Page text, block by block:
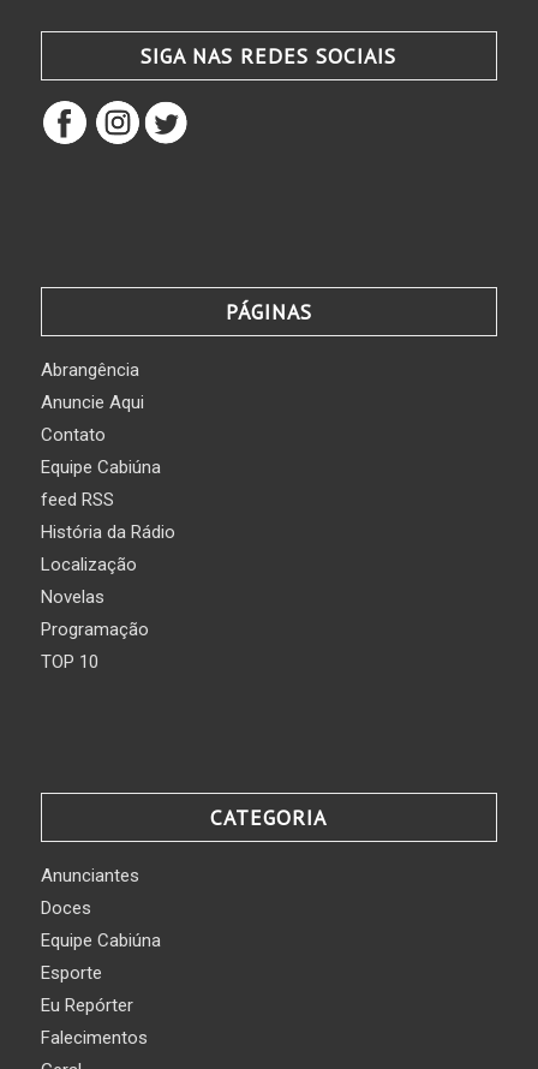
SIGA NAS REDES SOCIAIS
PÁGINAS
Abrangência
Anuncie Aqui
Contato
Equipe Cabiúna
feed RSS
História da Rádio
Localização
Novelas
Programação
TOP 10
CATEGORIA
Anunciantes
Doces
Equipe Cabiúna
Esporte
Eu Repórter
Falecimentos